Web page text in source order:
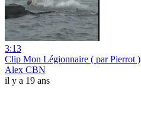
3:13
Clip Mon Légionnaire ( par Pierrot )
Alex CBN
il y a 19 ans